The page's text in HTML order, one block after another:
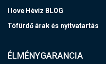
I love Hévíz BLOG
Tófürdő árak és nyitvatartás
ÉLMÉNYGARANCIA